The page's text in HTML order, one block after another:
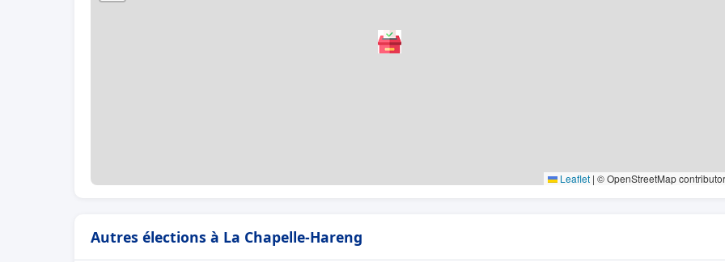
Leaflet | © OpenStreetMap
Autres élections à La Chapelle-Hareng